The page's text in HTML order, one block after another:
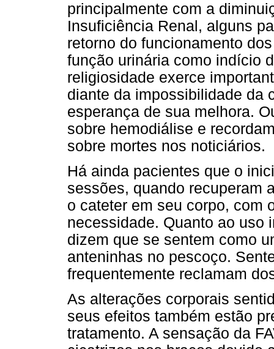
principalmente com a
Insuficiência Renal, alguns
retorno do funcionamento
função urinária como indício
religiosidade exerce
diante da impossibilidade da
esperança de sua melhora.
sobre hemodiálise e
sobre mortes nos noticiários.
Há ainda pacientes que o
sessões, quando recuperam
o cateter em seu corpo, com
necessidade. Quanto ao uso
dizem que se sentem como
anteninhas no pescoço.
frequentemente reclamam
As alterações corporais
seus efeitos também estão
tratamento. A sensação da